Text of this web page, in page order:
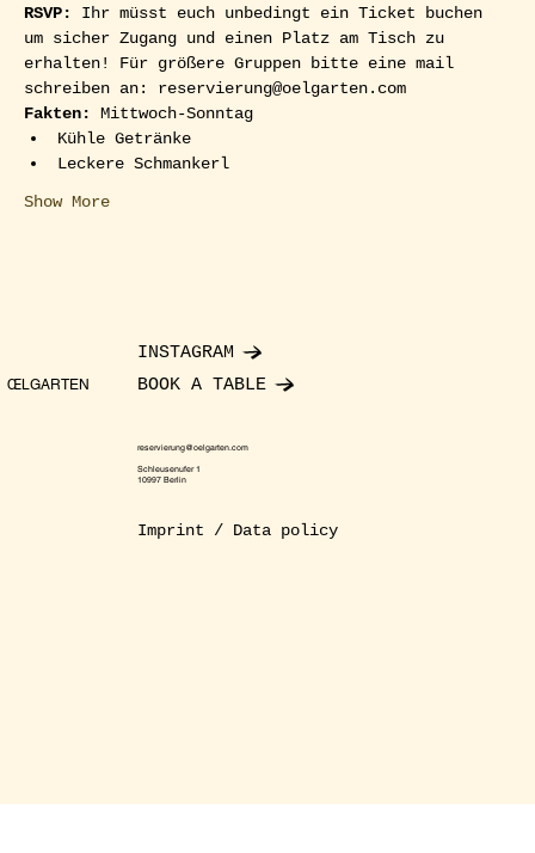
RSVP: Ihr müsst euch unbedingt ein Ticket buchen
um sicher Zugang und einen Platz am Tisch zu
erhalten! Für größere Gruppen bitte eine mail
schreiben an: reservierung@oelgarten.com
Fakten:
Mittwoch-Sonntag
Kühle Getränke
Leckere Schmankerl
Show More
ŒLGARTEN
INSTAGRAM
BOOK A TABLE
reservierung@oelgarten.com
Schleusenufer 1
10997 Berlin
Imprint / Data policy